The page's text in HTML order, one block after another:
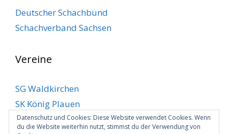
Deutscher Schachbund
Schachverband Sachsen
Vereine
SG Waldkirchen
SK König Plauen
SV Klingenthal
Datenschutz und Cookies: Diese Website verwendet Cookies. Wenn
du die Website weiterhin nutzt, stimmst du der Verwendung von